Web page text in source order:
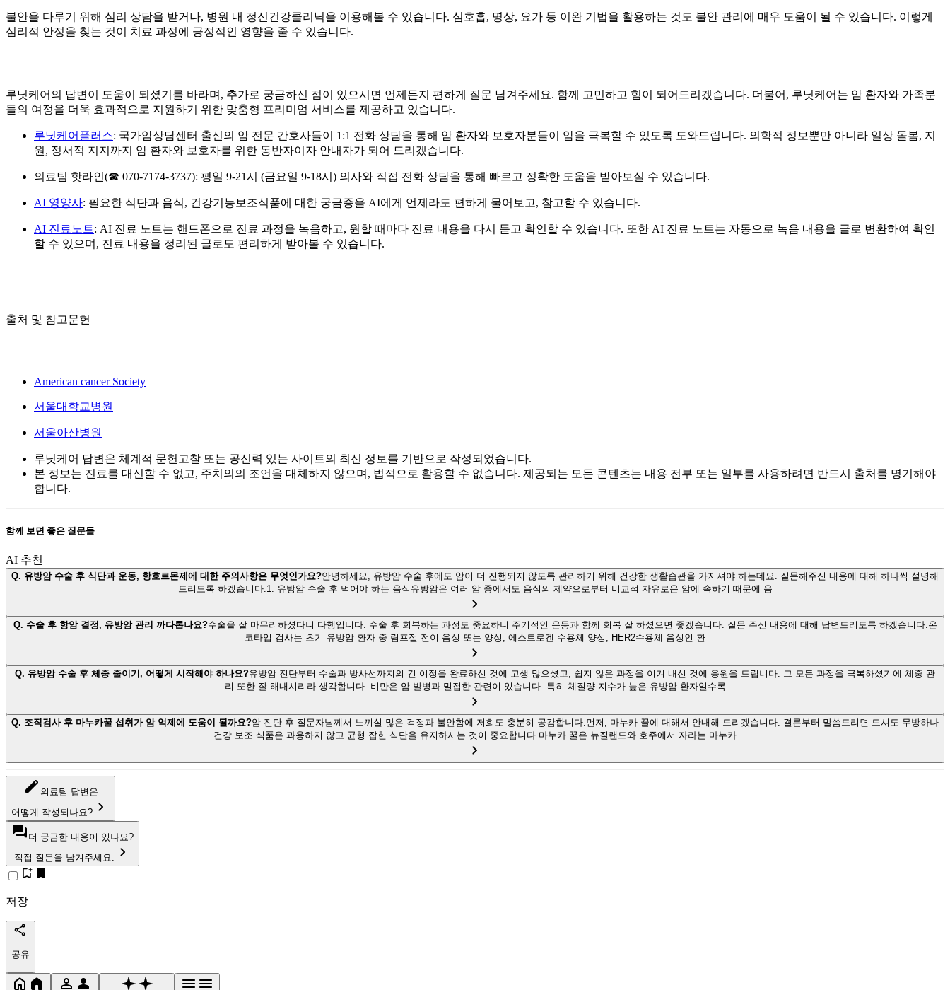
불안을 다루기 위해 심리 상담을 받거나, 병원 내 정신건강클리닉을 이용해볼 수 있습니다. 심호흡, 명상, 요가 등 이완 기법을 활용하는 것도 불안 관리 에 매우 도움이 될 수 있습니다. 이렇게
심리적 안정을 찾는 것이 치료 과정에 긍정적인 영향을 줄 수 있습니다.
루닛케어의 답변이 도움이 되셨기를 바라며, 추가로 궁금하신 점이 있으시면 언제든지 편하게 질문 남겨주세요. 함께 고민하고 힘이 되어드리겠습니다. 더불어, 루닛케어는 암 환자와 가족분
들의 여정을 더욱 효과적으로 지원하기 위한 맞춤형 프리미엄 서비스를 제공하고 있습니다.
루닛케어플러스: 국가암상담센터 출신의 암 전문 간호사들이 1:1 전화 상담을 통해 암 환자와 보호자분들이 암을 극복할 수 있도록 도와드립니다. 의학적 정보뿐만 아니라 일상 돌봄, 지
원, 정서적 지지까지 암 환자와 보호자를 위한 동반자이자 안내자가 되어 드리겠습니다.
의료팀 핫라인(☎ 070-7174-3737): 평일 9-21시 (금요일 9-18시) 의사와 직접 전화 상담을 통해 빠르고 정확한 도움을 받아보실 수 있습니다.
AI 영양사: 필요한 식단과 음식, 건강기능보조식품에 대한 궁금증을 AI에게 언제라도 편하게 물어보고, 참고할 수 있습니다.
AI 진료노트: AI 진료 노트는 핸드폰으로 진료 과정을 녹음하고, 원할 때마다 진료 내용을 다시 듣고 확인할 수 있습니다. 또한 AI 진료 노트는 자동으로 녹음 내용을 글로 변환하여 확인
할 수 있으며, 진료 내용을 정리된 글로도 편리하게 받아볼 수 있습니다.
출처 및 참고문헌
American cancer Society
서울대학교병원
서울아산병원
루닛케어 답변은 체계적 문헌고찰 또는 공신력 있는 사이트의 최신 정보를 기반으로 작성되었습니다.
본 정보는 진료를 대신할 수 없고, 주치의의 조언을 대체하지 않으며, 법적으로 활용할 수 없습니다. 제공되는 모든 콘텐츠는 내용 전부 또는 일부를 사용하려면 반드시 출처를 명기해야
합니다.
함께 보면 좋은 질문들
AI 추천
Q. 유방암 수술 후 식단과 운동, 항호르몬제에 대한 주의사항은 무엇인가요?안녕하세요, 유방암 수술 후에도 암이 더 진행되지 않도록 관리하기 위해 건강한 생활습관을 가지셔야 하는데요. 질문해주신 내용에 대해 하나씩 설명해
드리도록 하겠습니다.1. 유방암 수술 후 먹어야 하는 음식유방암은 여러 암 중에서도 음식의 제약으로부터 비교적 자유로운 암에 속하기 때문에 음
Q. 수술 후 항암 결정, 유방암 관리 까다롭나요?수술을 잘 마무리하셨다니 다행입니다. 수술 후 회복하는 과정도 중요하니 주기적인 운동과 함께 회복 잘 하셨으면 좋겠습니다. 질문 주신 내용에 대해 답변드리도록 하겠습니다.온
코타입 검사는 초기 유방암 환자 중 림프절 전이 음성 또는 양성, 에스트로겐 수용체 양성, HER2수용체 음성인 환
Q. 유방암 수술 후 체중 줄이기, 어떻게 시작해야 하나요?유방암 진단부터 수술과 방사선까지의 긴 여정을 완료하신 것에 고생 많으셨고, 쉽지 않은 과정을 이겨 내신 것에 응원을 드립니다. 그 모든 과정을 극복하셨기에 체중 관
리 또한 잘 해내시리라 생각합니다. 비만은 암 발병과 밀접한 관련이 있습니다. 특히 체질량 지수가 높은 유방암 환자일수록
Q. 조직검사 후 마누카꿀 섭취가 암 억제에 도움이 될까요?암 진단 후 질문자님께서 느끼실 많은 걱정과 불안함에 저희도 충분히 공감합니다.먼저, 마누카 꿀에 대해서 안내해 드리겠습니다. 결론부터 말씀드리면 드셔도 무방하나
건강 보조 식품은 과용하지 않고 균형 잡힌 식단을 유지하시는 것이 중요합니다.마누카 꿀은 뉴질랜드와 호주에서 자라는 마누카
의료팀 답변은
어떻게 작성되나요?
더 궁금한 내용이 있나요?
직접 질문을 남겨주세요.
저장
공유